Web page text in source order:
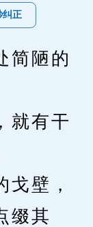
纠正
陋的
有干
壁，
缀其